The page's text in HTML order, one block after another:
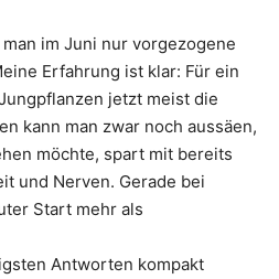
im Juni nur vorgezogene
Erfahrung ist klar: Für ein
jetzt meist die
kann man zwar noch aussäen,
möchte, spart mit bereits
und Nerven. Gerade bei
Start mehr als
Antworten kompakt